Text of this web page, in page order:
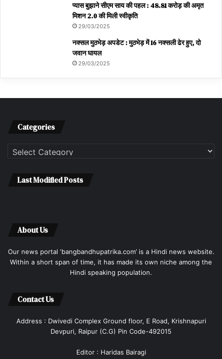
प्यास बुझाने सीएम साय की पहल : 48.81 करोड़ की अमृत
मिशन 2.0 की मिली स्वीकृति
29/03/2025
नक्सल मुठभेड़ अपडेट : मुठभेड़ में 16 नक्सली ढेर हुए, दो
जवान घायल
29/03/2025
Categories
Categories
Last Modified Posts
About Us
Our news portal ‘bangbandhupatrika.com’ is a Hindi news website.
Within a short span of time, it has made its own niche among the
Hindi speaking population.
Contact Us
Address : Dwivedi Complex Ground floor, E Road, Krishnapuri
Devpuri, Raipur (C.G) Pin Code-492015
Editor : Haridas Bairagi